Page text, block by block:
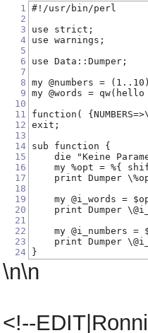
1
2
3
4
5
6
7
8
9
10
11
12
13
14
15
16
17
18
19
20
21
22
23
24
#!/usr/bin/perl
use strict;
use warnings;
use Data::Dumper;
my @numbers =
my @words =
function(
exit;
sub function {
die "Keine
my %opt = %{
print Dumper
my @i_words =
print Dumper
my @i_numbers =
print Dumper
}
\n\n
<!--